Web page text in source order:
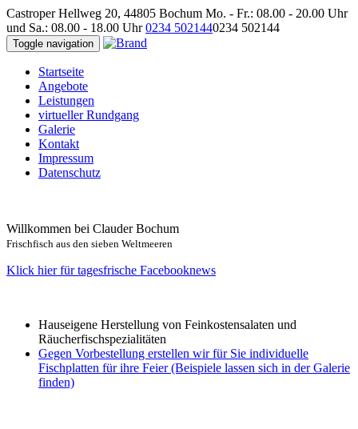
Castroper Hellweg 20, 44805 Bochum Mo. - Fr.: 08.00 - 20.00 Uhr
und Sa.: 08.00 - 18.00 Uhr 0234 5021440234 502144
Toggle navigation
Startseite
Angebote
Leistungen
virtueller Rundgang
Galerie
Kontakt
Impressum
Datenschutz
Willkommen bei Clauder Bochum
Frischfisch aus den sieben Weltmeeren
Klick hier für tagesfrische Facebooknews
Hauseigene Herstellung von Feinkostensalaten und
Räucherfischspezialitäten
Gegen Vorbestellung erstellen wir für Sie individuelle
Fischplatten für ihre Feier (Beispiele lassen sich in der Galerie
finden)